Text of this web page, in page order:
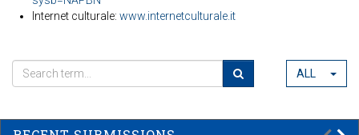
Internet culturale: www.internetculturale.it
ALL